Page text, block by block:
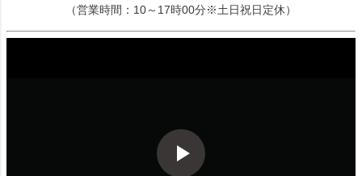
（営業時間：10～17時00分※土日祝日定休）